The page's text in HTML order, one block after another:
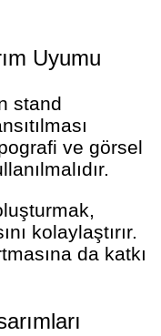
Uyumu
stand
ve görsel
kolaylaştırır.
da katkı